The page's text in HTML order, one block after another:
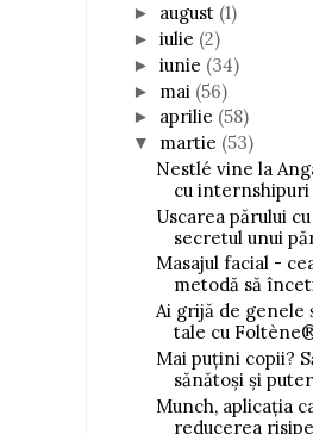
► august (1)
► iulie (2)
► iunie (34)
► mai (56)
► aprilie (58)
▼ martie (53)
Nestlé vine la
cu internshipuri
Uscarea părului
secretul unui
Masajul facial -
metodă să
Ai grijă de genele
tale cu
Mai puțini copii?
sănătoși și
Munch, aplicația
reducerea